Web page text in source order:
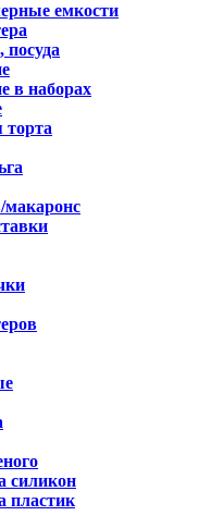
емкости
в наборах
торта
макаронс
силикон
пластик